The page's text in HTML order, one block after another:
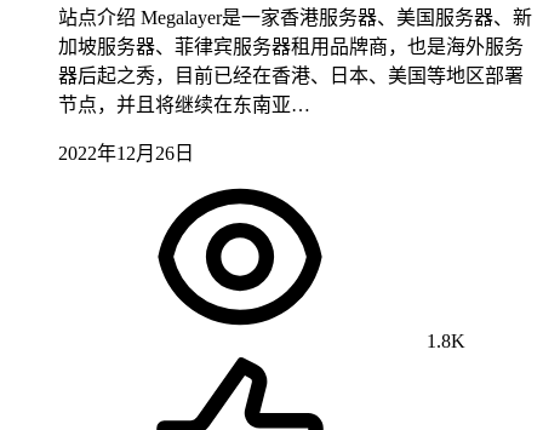
站点介绍 Megalayer是一家香港服务器、美国服务器、新
加坡服务器、菲律宾服务器租用品牌商，也是海外服务
器后起之秀，目前已经在香港、日本、美国等地区部署
节点，并且将继续在东南亚…
2022年12月26日
1.8K